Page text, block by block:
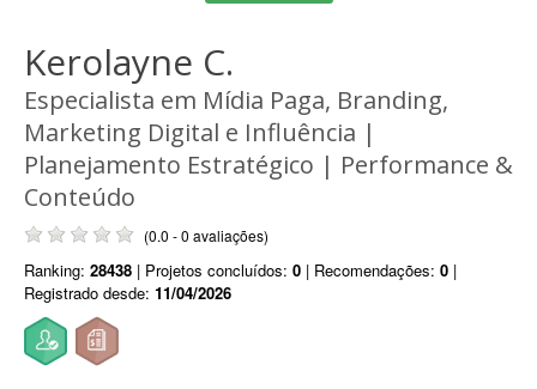
Kerolayne C.
Especialista em Mídia Paga, Branding,
Marketing Digital e Influência |
Planejamento Estratégico | Performance &
Conteúdo
(0.0 - 0 avaliações)
Ranking: 28438 | Projetos concluídos: 0 | Recomendações: 0 |
Registrado desde: 11/04/2026